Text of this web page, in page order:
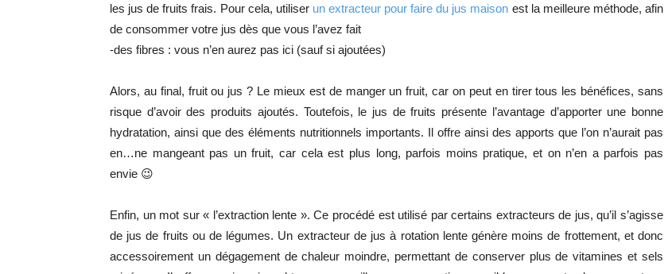
les jus de fruits frais. Pour cela, utiliser un extracteur pour faire du jus maison est la meilleure méthode, afin
de consommer votre jus dès que vous l’avez fait
-des fibres : vous n’en aurez pas ici (sauf si ajoutées)
Alors, au final, fruit ou jus ? Le mieux est de manger un fruit, car on peut en tirer tous les bénéfices, sans
risque d’avoir des produits ajoutés. Toutefois, le jus de fruits présente l’avantage d’apporter une bonne
hydratation, ainsi que des éléments nutritionnels importants. Il offre ainsi des apports que l’on n’aurait pas
en…ne mangeant pas un fruit, car cela est plus long, parfois moins pratique, et on n’en a parfois pas
envie 😉
Enfin, un mot sur « l’extraction lente ». Ce procédé est utilisé par certains extracteurs de jus, qu’il s’agisse
de jus de fruits ou de légumes. Un extracteur de jus à rotation lente génère moins de frottement, et donc
accessoirement un dégagement de chaleur moindre, permettant de conserver plus de vitamines et sels